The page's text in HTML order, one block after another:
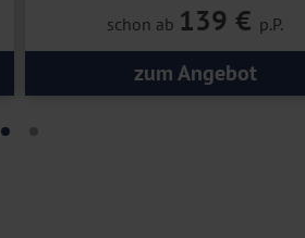
schon ab 139 € p.P.
zum Angebot